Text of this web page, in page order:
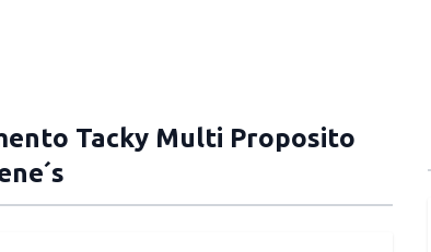
Tacky Multi Proposito